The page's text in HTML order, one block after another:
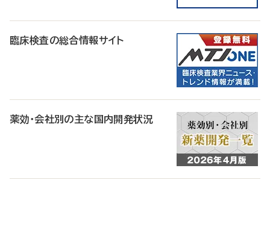
臨床検査の総合情報サイト
薬効・会社別の主な国内開発状況